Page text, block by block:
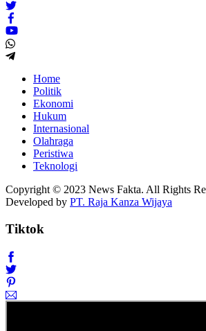
Home
Politik
Ekonomi
Hukum
Internasional
Olahraga
Peristiwa
Teknologi
Copyright © 2023 News Fakta. All Rights
Developed by PT. Raja Kanza Wijaya
Tiktok